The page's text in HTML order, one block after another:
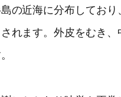
の近海に分布してお
れます。外皮をむき